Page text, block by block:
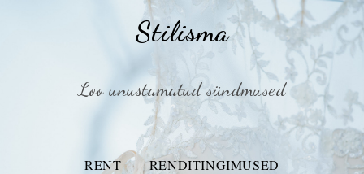
Stilisma
Loo unustamatud sündmused
RENT RENDITINGIMUSED